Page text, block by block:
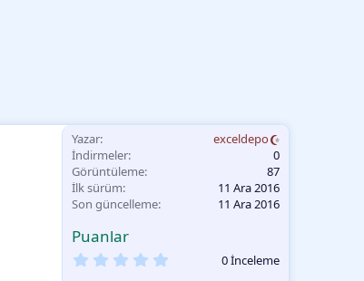
Yazar
exceldepo
İndirmeler
0
Görüntüleme
87
İlk sürüm
11 Ara 2016
Son güncelleme
11 Ara 2016
Puanlar
0 İnceleme